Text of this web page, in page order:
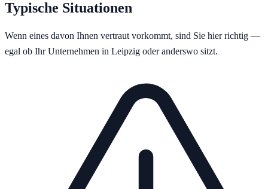
Typische Situationen
Wenn eines davon Ihnen vertraut vorkommt, sind Sie hier richtig —
egal ob Ihr Unternehmen in Leipzig oder anderswo sitzt.